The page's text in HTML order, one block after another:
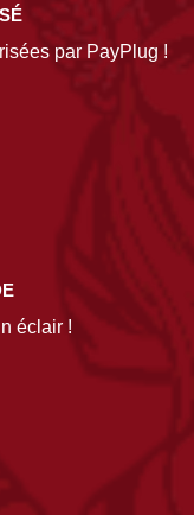
par PayPlug !
éclair !